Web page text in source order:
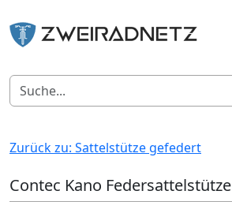
Zurück zu: Sattelstütze gefedert
Contec Kano